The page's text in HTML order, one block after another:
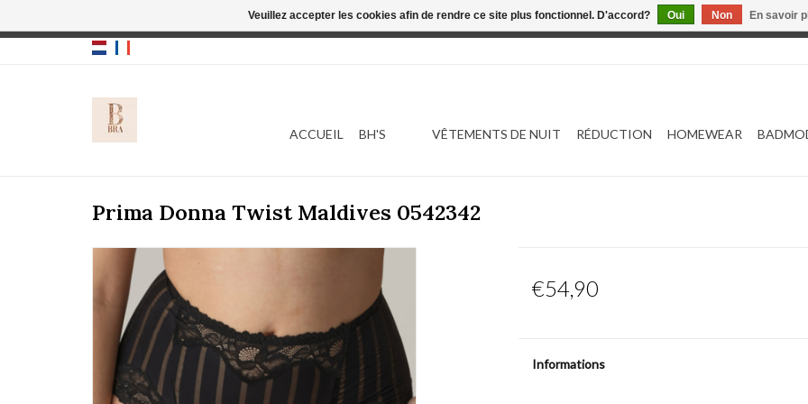
ACCUEIL BH'S VÊTEMENTS DE NUIT RÉDUCTION HOMEWEAR
Prima Donna Twist Maldives 0542342
€54,90
Informations
Veuillez accepter les cookies afin de rendre ce site plus fonctionnel. D'accord? Oui Non En savoir
Cette boutique est en construction. Toute commande passée ne sera ni